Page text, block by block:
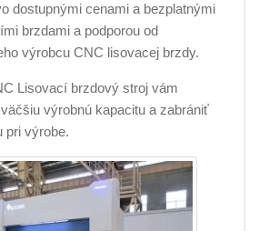
dostupnými cenami a bezplatnými
brzdami a podporou od
výrobcu CNC lisovacej brzdy.
Lisovací brzdový stroj vám
výrobnú kapacitu a zabrániť
pri výrobe.